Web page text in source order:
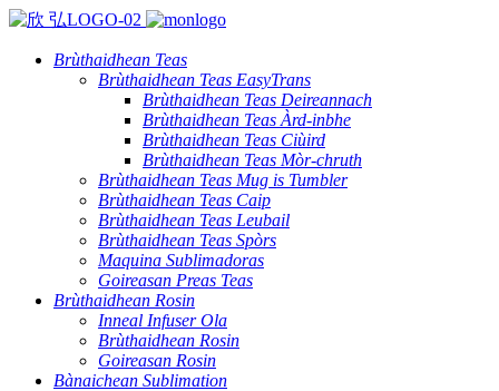
Brùthaidhean Teas
Brùthaidhean Teas EasyTrans
Brùthaidhean Teas Deireannach
Brùthaidhean Teas Àrd-inbhe
Brùthaidhean Teas Ciùird
Brùthaidhean Teas Mòr-chruth
Brùthaidhean Teas Mug is Tumbler
Brùthaidhean Teas Caip
Brùthaidhean Teas Leubail
Brùthaidhean Teas Spòrs
Maquina Sublimadoras
Goireasan Preas Teas
Brùthaidhean Rosin
Inneal Infuser Ola
Brùthaidhean Rosin
Goireasan Rosin
Bànaichean Sublimation